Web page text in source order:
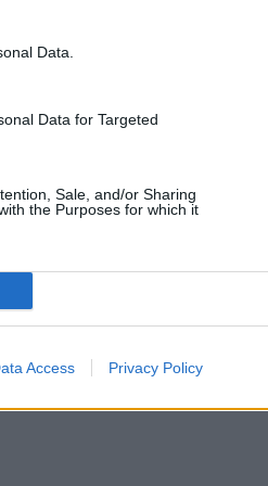
Data.
Data for Targeted
Sale, and/or Sharing
the Purposes for which it
Access Privacy Policy
Piaci várakozás: 748 m
banki
azt is